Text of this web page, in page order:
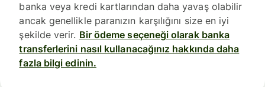
banka veya kredi kartlarından daha yavaş olabilir
ancak genellikle paranızın karşılığını size en iyi
şekilde verir. Bir ödeme seçeneği olarak banka
transferlerini nasıl kullanacağınız hakkında daha
fazla bilgi edinin.